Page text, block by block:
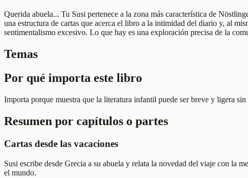
Querida abuela... Tu Susi pertenece a la zona más característica de
una estructura de cartas que acerca el libro a la intimidad del diario y, al
sentimentalismo excesivo. Lo que hay es una exploración precisa de la
Temas
Por qué importa este libro
Importa porque muestra que la literatura infantil puede ser breve y ligera
Resumen por capítulos o partes
Cartas desde las vacaciones
Susi escribe desde Grecia a su abuela y relata la novedad del viaje con la
el mundo.